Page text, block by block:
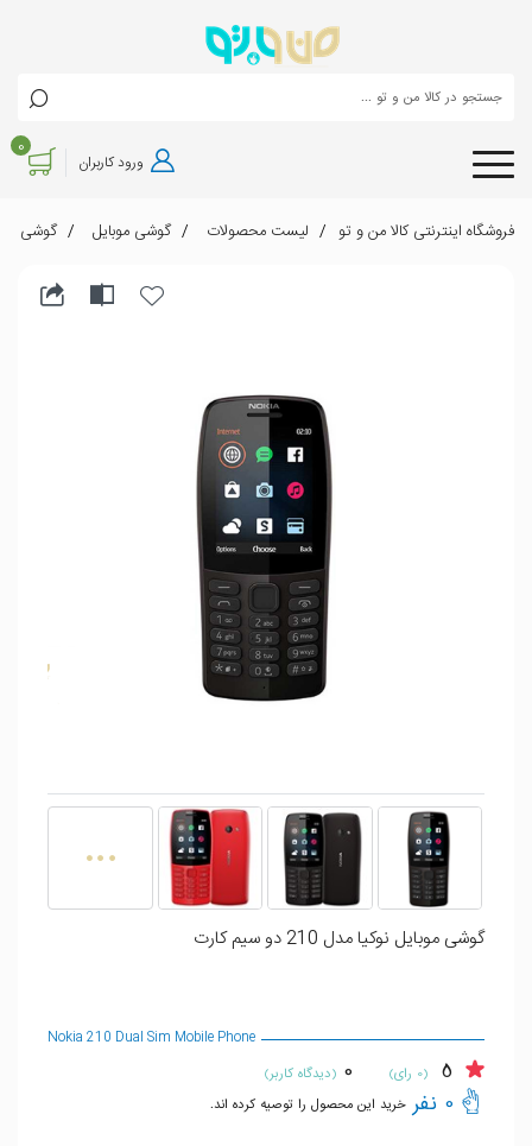
ورود کاربران
0
فروشگاه اینترنتی کالا من و تو لیست محصولات گوشی موبایل گوشی موبایل
گوشی موبایل نوکیا مدل 210 دو سیم‌ کارت
Nokia 210 Dual Sim Mobile Phone
(0 رای) 0 (دیدگاه کاربر)
0 نفر خرید این محصول را توصیه کرده اند.